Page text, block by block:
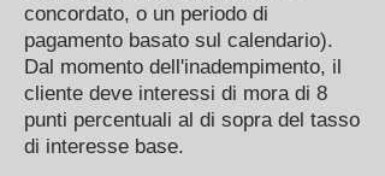
concordato, o un periodo di
pagamento basato sul calendario).
Dal momento dell'inadempimento, il
cliente deve interessi di mora di 8
punti percentuali al di sopra del tasso
di interesse base.